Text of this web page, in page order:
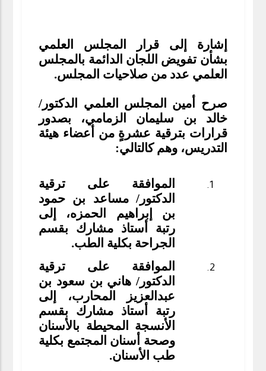
إشارة إلى قرار المجلس العلمي
بشأن تفويض اللجان الدائمة بالمجلس
العلمي عدد من صلاحيات المجلس.
صرح أمين المجلس العلمي الدكتور/
خالد بن سليمان الزمامي، بصدور
قرارات بترقية عشرةٍ من أعضاء هيئة
التدريس، وهم كالتالي:
الموافقة على ترقية
الدكتور/ مساعد بن حمود
بن إبراهيم الحمزه، إلى
رتبة أستاذ مشارك بقسم
الجراحة بكلية الطب.
الموافقة على ترقية
الدكتور/ هاني بن سعود بن
عبدالعزيز المحارب، إلى
رتبة أستاذ مشارك بقسم
الأنسجة المحيطة بالأسنان
وصحة أسنان المجتمع بكلية
طب الأسنان.